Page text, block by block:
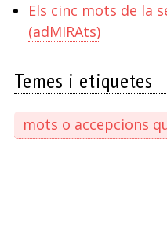
Els cinc mots de la
(adMIRAts)
Temes i etiquetes
mots o accepcions